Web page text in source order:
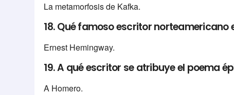
La metamorfosis de Kafka.
18. Qué famoso escritor norteamericano
Ernest Hemingway.
19. A qué escritor se atribuye el poema
A Homero.